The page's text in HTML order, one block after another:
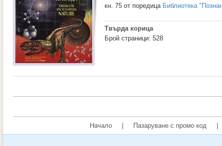
кн. 75 от поредица Библиотека
Твърда корица
Брой страници: 528
Начало Пазаруване с промо код